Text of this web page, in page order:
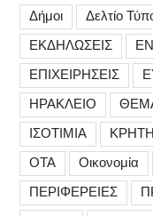
Δήμοι
Δελτίο
ΕΚΔΗΛΩΣΕΙΣ
ΕΠΙΧΕΙΡΗΣΕΙΣ
ΗΡΑΚΛΕΙΟ
ΙΣΟΤΙΜΙΑ
ΚΡΗΤΗ
ΟΤΑ
Οικονομία
ΠΕΡΙΦΕΡΕΙΕΣ